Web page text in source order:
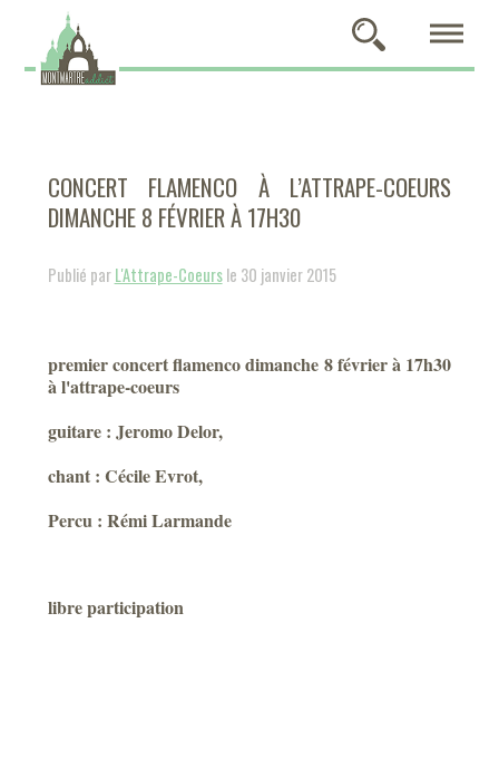
CONCERT FLAMENCO À L’ATTRAPE-COEURS
DIMANCHE 8 FÉVRIER À 17H30
Publié parL'Attrape-Coeursle 30 janvier 2015
premier concert flamenco dimanche 8 février à 17h30
à l'attrape-coeurs
guitare : Jeromo Delor,
chant : Cécile Evrot,
Percu : Rémi Larmande
libre participation